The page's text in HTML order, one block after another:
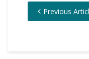
Previous